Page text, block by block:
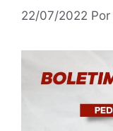
22/07/2022 Por